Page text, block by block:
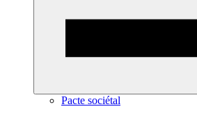
Pacte sociétal